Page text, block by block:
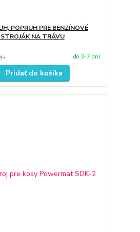
POPRUH PRE BENZÍNOVÉ
NA TRÁVU
do 3-7 dní
Pridať do košíka